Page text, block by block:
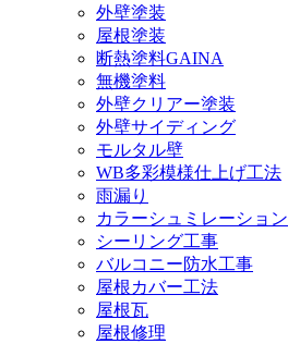
外壁塗装
屋根塗装
断熱塗料GAINA
無機塗料
外壁クリアー塗装
外壁サイディング
モルタル壁
WB多彩模様仕上げ工法
雨漏り
カラーシュミレーション
シーリング工事
バルコニー防水工事
屋根カバー工法
屋根瓦
屋根修理